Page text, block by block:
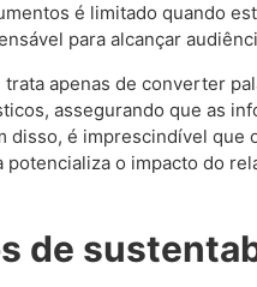
é limitado quando
para alcançar
apenas de converter
assegurando que as
é imprescindível que
o impacto do
de